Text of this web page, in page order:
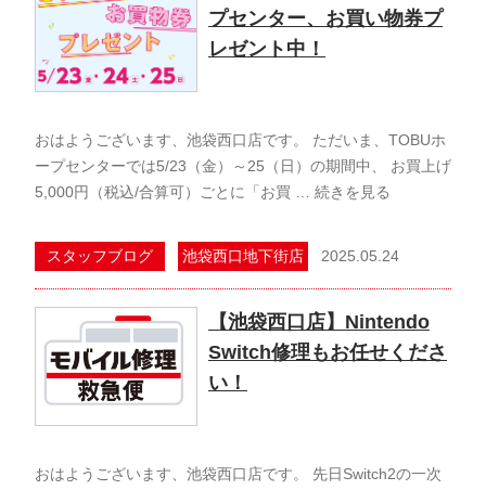
プセンター、お買い物券プ
レゼント中！
おはようございます、池袋西口店です。 ただいま、TOBUホ
ープセンターでは5/23（金）～25（日）の期間中、 お買上げ
5,000円（税込/合算可）ごとに「お買 … 続きを見る
スタッフブログ 池袋西口地下街店 2025.05.24
【池袋西口店】Nintendo
Switch修理もお任せくださ
い！
おはようございます、池袋西口店です。 先日Switch2の一次